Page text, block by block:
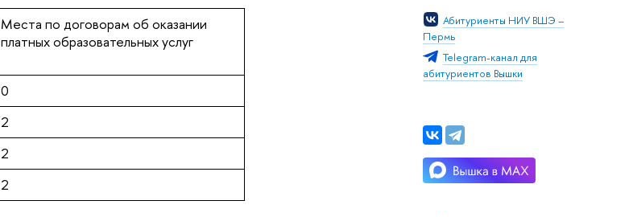
Абитуриенты НИУ ВШЭ –
Пермь
Telegram-канал для
абитуриентов Вышки
Места по договорам об оказании
платных образовательных услуг
0
2
2
2